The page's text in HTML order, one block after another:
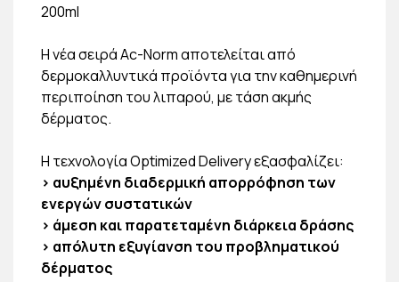
200ml
Η νέα σειρά Ac-Norm αποτελείται από
δερμοκαλλυντικά προϊόντα για την καθημερινή
περιποίηση του λιπαρού, με τάση ακμής
δέρματος.
H τεχνολογία Optimized Delivery εξασφαλίζει:
> αυξημένη διαδερμική απορρόφηση των
ενεργών συστατικών
> άμεση και παρατεταμένη διάρκεια δράσης
> απόλυτη εξυγίανση του προβληματικού
δέρματος